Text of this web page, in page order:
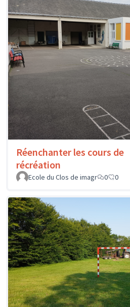
Réenchanter les cours de
récréation
Ecole du Clos de imagr
0 0